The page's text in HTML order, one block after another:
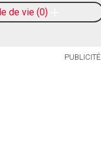
de vie 0
PUBLICITÉ